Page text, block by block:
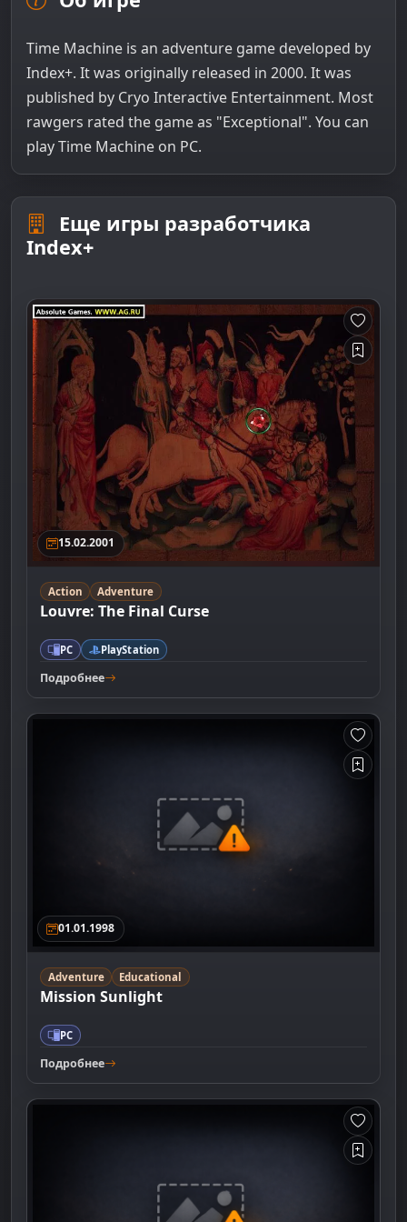
Time Machine is an adventure game developed by
Index+. It was originally released in 2000. It was
published by Cryo Interactive Entertainment. Most
rawgers rated the game as "Exceptional". You can
play Time Machine on PC.
Еще игры разработчика
Index+
15.02.2001
Action Adventure
Louvre: The Final Curse
PC PlayStation
Подробнее
01.01.1998
Adventure Educational
Mission Sunlight
PC
Подробнее